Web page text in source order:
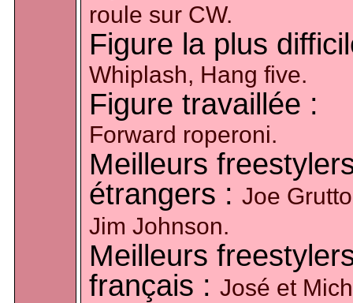
roule sur CW.
Figure la plus
Whiplash, Hang five.
Figure travaillée :
Forward roperoni.
Meilleurs
étrangers : Joe
Jim Johnson.
Meilleurs
français : José et